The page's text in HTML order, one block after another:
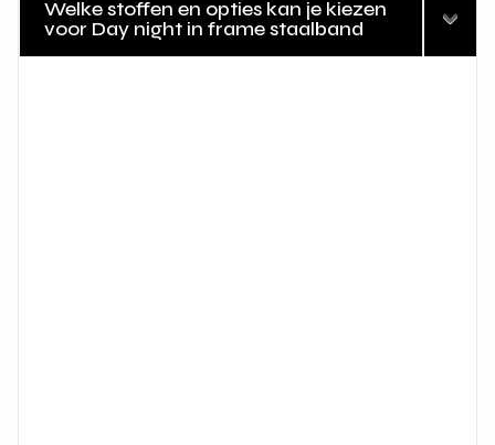
Welke stoffen en opties kan je kiezen
voor Day night in frame staalband